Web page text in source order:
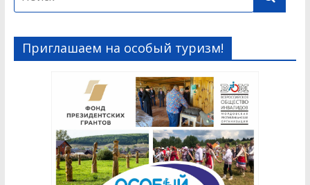
Приглашаем на особый туризм!